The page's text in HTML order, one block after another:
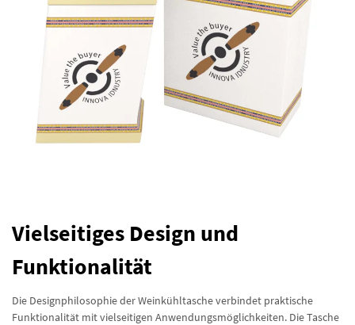
Vielseitiges Design und
Funktionalität
Die Designphilosophie der Weinkühltasche verbindet praktische
Funktionalität mit vielseitigen Anwendungsmöglichkeiten. Die Tasche